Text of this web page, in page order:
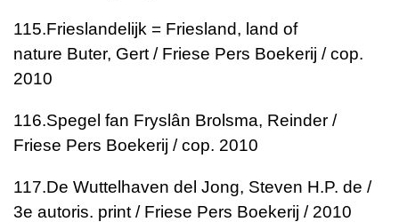
115.Frieslandelijk = Friesland, land of
nature Buter, Gert / Friese Pers Boekerij / cop.
2010
116.Spegel fan Fryslân Brolsma, Reinder /
Friese Pers Boekerij / cop. 2010
117.De Wuttelhaven del Jong, Steven H.P. de /
3e autoris. print / Friese Pers Boekerij / 2010